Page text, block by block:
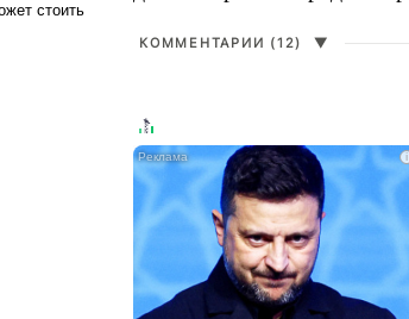
КОММЕНТАРИИ (12) ▼
i